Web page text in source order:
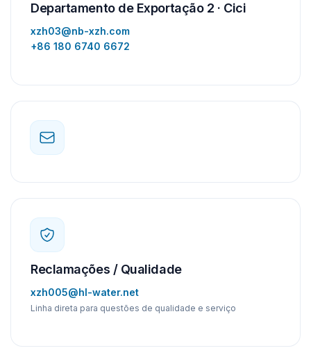
Departamento de Exportação 2 · Cici
xzh03@nb-xzh.com
+86 180 6740 6672
Reclamações / Qualidade
xzh005@hl-water.net
Linha direta para questões de qualidade e serviço